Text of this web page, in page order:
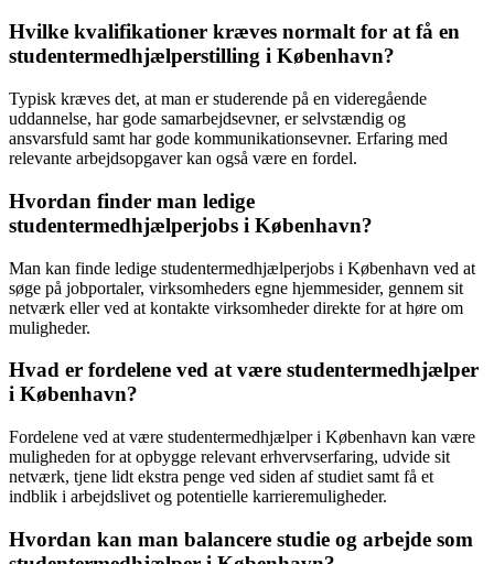
Hvilke kvalifikationer kræves normalt for at få en
studentermedhjælperstilling i København?
Typisk kræves det, at man er studerende på en videregående
uddannelse, har gode samarbejdsevner, er selvstændig og
ansvarsfuld samt har gode kommunikationsevner. Erfaring med
relevante arbejdsopgaver kan også være en fordel.
Hvordan finder man ledige
studentermedhjælperjobs i København?
Man kan finde ledige studentermedhjælperjobs i København ved at
søge på jobportaler, virksomheders egne hjemmesider, gennem sit
netværk eller ved at kontakte virksomheder direkte for at høre om
muligheder.
Hvad er fordelene ved at være studentermedhjælper
i København?
Fordelene ved at være studentermedhjælper i København kan være
muligheden for at opbygge relevant erhvervserfaring, udvide sit
netværk, tjene lidt ekstra penge ved siden af studiet samt få et
indblik i arbejdslivet og potentielle karrieremuligheder.
Hvordan kan man balancere studie og arbejde som